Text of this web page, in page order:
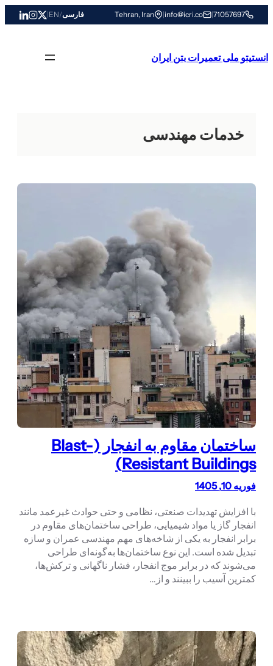
به
71057697
|
info@icri.co
|
Tehran, Iran فارسی/
EN
|
انستیتو ملی تعمیرات بتن ایران
خدمات مهندسی
ساختمان مقاوم به انفجار (Blast-
Resistant Buildings)
فوریه 10, 1405
با افزایش تهدیدات صنعتی، نظامی و حتی حوادث غیرعمد مانند
انفجار گاز یا مواد شیمیایی، طراحی ساختمان‌های مقاوم در
برابر انفجار به یکی از شاخه‌های مهم مهندسی عمران و سازه
تبدیل شده است. این نوع ساختمان‌ها به‌گونه‌ای طراحی
می‌شوند که در برابر موج انفجار، فشار ناگهانی و ترکش‌ها،
کمترین آسیب را ببینند و از…